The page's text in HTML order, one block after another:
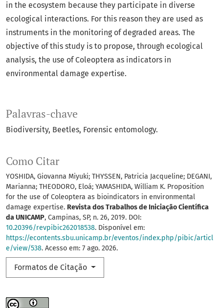
Palavras-chave
Biodiversity Beetles Forensic entomology.
Como Citar
YOSHIDA, Giovanna Miyuki; THYSSEN, Patricia Jacqueline; DEGANI,
Marianna; THEODORO, Eloá; YAMASHIDA, William K. Proposition
for the use of Coleoptera as bioindicators in environmental
damage expertise. Revista dos Trabalhos de Iniciação Científica
da UNICAMP, Campinas, SP, n. 26, 2019. DOI:
10.20396/revpibic262018538. Disponível em:
https://econtents.sbu.unicamp.br/eventos/index.php/pibic/articl
e/view/538. Acesso em: 7 ago. 2026.
Formatos de Citação
in the ecosystem because they participate in diverse
ecological interactions. For this reason they are used as
instruments in the monitoring of degraded areas. The
objective of this study is to propose, through ecological
analysis, the use of Coleoptera as indicators in
environmental damage expertise.